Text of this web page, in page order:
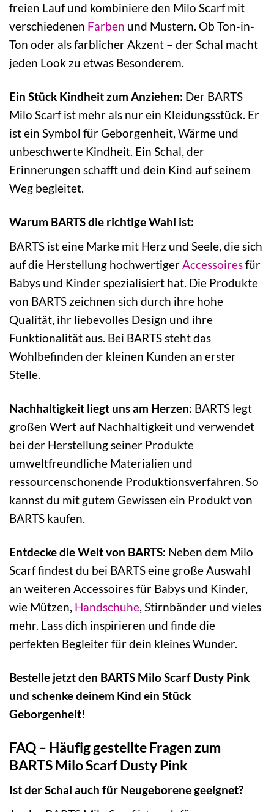
freien Lauf und kombiniere den Milo Scarf mit
verschiedenen Farben und Mustern. Ob Ton-in-
Ton oder als farblicher Akzent – der Schal macht
jeden Look zu etwas Besonderem.
Ein Stück Kindheit zum Anziehen: Der BARTS
Milo Scarf ist mehr als nur ein Kleidungsstück. Er
ist ein Symbol für Geborgenheit, Wärme und
unbeschwerte Kindheit. Ein Schal, der
Erinnerungen schafft und dein Kind auf seinem
Weg begleitet.
Warum BARTS die richtige Wahl ist:
BARTS ist eine Marke mit Herz und Seele, die sich
auf die Herstellung hochwertigerAccessoiresfür
Babys und Kinder spezialisiert hat. Die Produkte
von BARTS zeichnen sich durch ihre hohe
Qualität, ihr liebevolles Design und ihre
Funktionalität aus. Bei BARTS steht das
Wohlbefinden der kleinen Kunden an erster
Stelle.
Nachhaltigkeit liegt uns am Herzen: BARTS legt
großen Wert auf Nachhaltigkeit und verwendet
bei der Herstellung seiner Produkte
umweltfreundliche Materialien und
ressourcenschonende Produktionsverfahren. So
kannst du mit gutem Gewissen ein Produkt von
BARTS kaufen.
Entdecke die Welt von BARTS: Neben dem Milo
Scarf findest du bei BARTS eine große Auswahl
an weiteren Accessoires für Babys und Kinder,
wie Mützen, Handschuhe, Stirnbänder und vieles
mehr. Lass dich inspirieren und finde die
perfekten Begleiter für dein kleines Wunder.
Bestelle jetzt den BARTS Milo Scarf Dusty Pink
und schenke deinem Kind ein Stück
Geborgenheit!
FAQ – Häufig gestellte Fragen zum
BARTS Milo Scarf Dusty Pink
Ist der Schal auch für Neugeborene geeignet?